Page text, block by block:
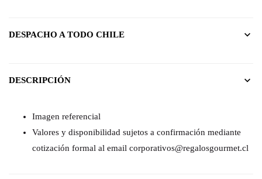
DESPACHO A TODO CHILE
DESCRIPCIÓN
Imagen referencial
Valores y disponibilidad sujetos a confirmación mediante
cotización formal al email corporativos@regalosgourmet.cl